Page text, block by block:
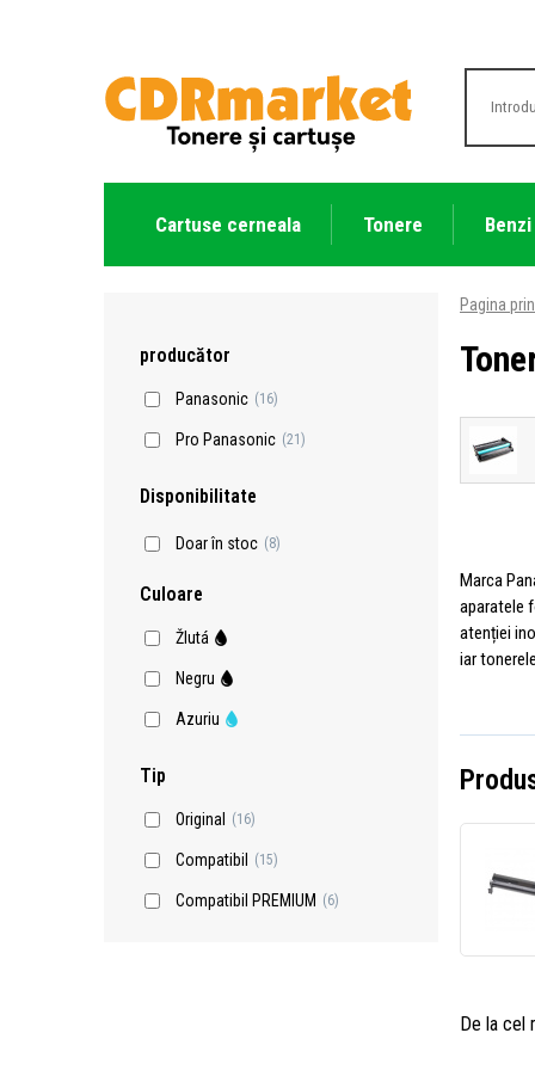
Cartuse cerneala Tonere
producător
Panasonic (16)
Pro Panasonic (21)
Disponibilitate
Doar în stoc (8)
Culoare
Žlutá
Negru
Azuriu
Tip
Original (16)
Compatibil (15)
Compatibil PREMIUM (6)
Pagina
Marca
aparatele
atenției
iar
De la cel